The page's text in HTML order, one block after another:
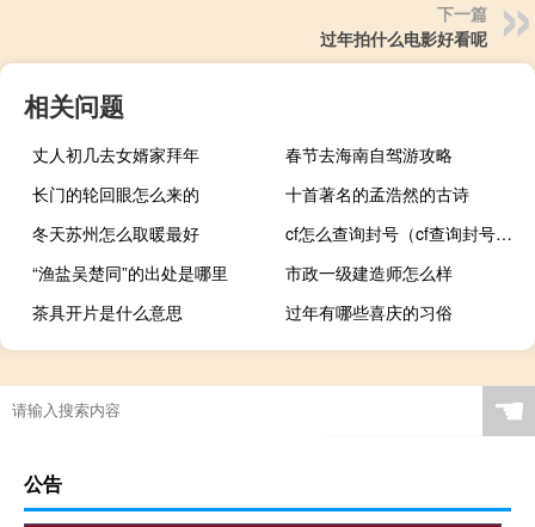
下一篇
过年拍什么电影好看呢
相关问题
丈人初几去女婿家拜年
春节去海南自驾游攻略
长门的轮回眼怎么来的
十首著名的孟浩然的古诗
冬天苏州怎么取暖最好
cf怎么查询封号（cf查询封号方法）
“渔盐吴楚同”的出处是哪里
市政一级建造师怎么样
茶具开片是什么意思
过年有哪些喜庆的习俗
☚
公告